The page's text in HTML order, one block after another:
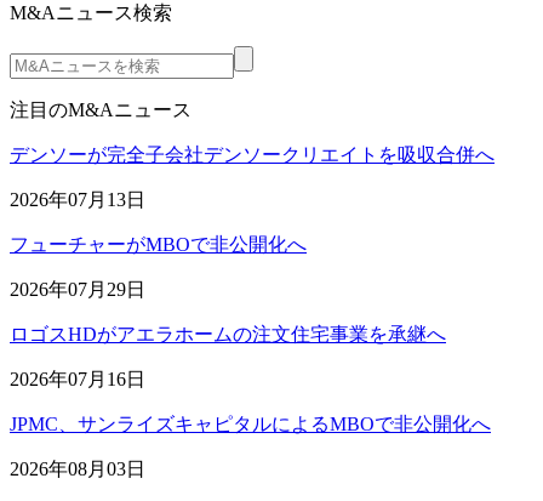
M&Aニュース検索
注目のM&Aニュース
デンソーが完全子会社デンソークリエイトを吸収合併へ
2026年07月13日
フューチャーがMBOで非公開化へ
2026年07月29日
ロゴスHDがアエラホームの注文住宅事業を承継へ
2026年07月16日
JPMC、サンライズキャピタルによるMBOで非公開化へ
2026年08月03日